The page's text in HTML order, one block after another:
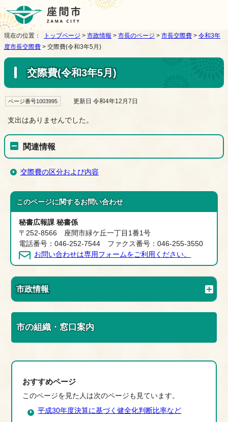
現在の位置： トップページ > 市政情報 > 市長のページ > 市長交際費 > 令和3年
度市長交際費 > 交際費(令和3年5月)
交際費(令和3年5月)
ページ番号1003995 更新日 令和4年12月7日
支出はありませんでした。
関連情報
交際費の区分および内容
このページに関するお問い合わせ
秘書広報課 秘書係
〒252-8566 座間市緑ケ丘一丁目1番1号
電話番号：046-252-7544 ファクス番号：046-255-3550
お問い合わせは専用フォームをご利用ください。
市政情報
市の組織・窓口案内
おすすめページ
このページを見た人は次のページも見ています。
平成30年度決算に基づく健全化判断比率など